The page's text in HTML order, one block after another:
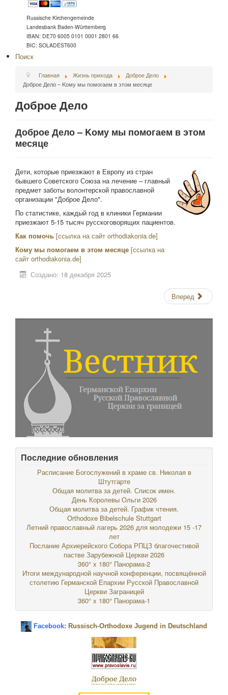
Russische Kirchengemeinde
Landesbank Baden-Württemberg
IBAN: DE70 6005 0101 0001 2801 66
BIC: SOLADEST600
Поиск
Главная Жизнь прихода
Доброе Дело
Доброе Дело – Kому мы помогаем в этом месяце
Доброе Дело
Доброе Дело – Kому мы помогаем в этом
месяце
Дети, которые приезжают в Европу из стран
бывшего Советского Союза на лечение – главный
предмет заботы волонтерской православной
организации "Доброе Дело".
По статистике, каждый год в клиники Германии
приезжают 5-15 тысяч русскоговорящих пациентов.
Как помочь [ссылка на сайт orthodiakonia.de]
Кому мы помогаем в этом месяце [ссылка на
сайт orthodiakonia.de]
Создано: 18 декабря 2025
Вперед
Последние обновления
Расписание Богослужений в храме св. Николая в
Штутгарте
Общая молитва за детей. Список имен.
День Королевы Ольги 2026
Общая молитва за детей. График чтения.
Orthodoxe Bibelschule Stuttgart
Летний православный лагерь 2026 для молодежи 15 -17
лет
Послание Архиерейского Собора РПЦЗ благочестивой
пастве Зарубежной Церкви 2026
360° x 180° Панорама-2
Итоги международной научной конференции, посвящённой
столетию Германской Епархии Русской Православной
Церкви Заграницей
360° x 180° Панорама-1
Facebook: Russisch-Orthodoxe Jugend in Deutschland